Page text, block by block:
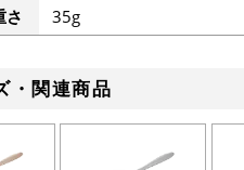
さ
35g
・関連商品